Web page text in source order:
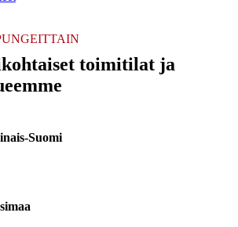
toimitilat ja
Suomi